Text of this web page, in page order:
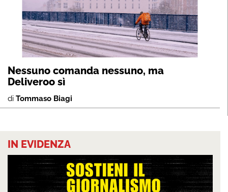
Nessuno comanda nessuno, ma
Deliveroo sì
di Tommaso Biagi
IN EVIDENZA